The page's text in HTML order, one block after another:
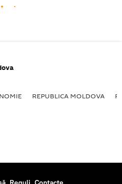
REPUBLICA MOLDOVA